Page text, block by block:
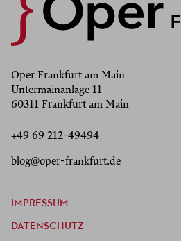
Oper Frankfurt am Main
Untermainanlage 11
60311 Frankfurt am Main
+49 69 212-49494
blog@oper-frankfurt.de
IMPRESSUM
DATENSCHUTZ